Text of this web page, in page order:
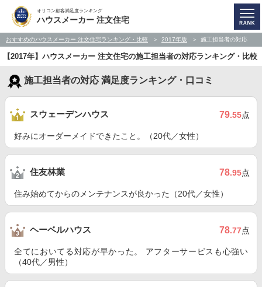
オリコン顧客満足度ランキング
ハウスメーカー 注文住宅
おすすめのハウスメーカー 注文住宅ランキング・比較 2017年版 施工担当者の対応
【2017年】ハウスメーカー 注文住宅の施工担当者の対応ランキング・比較
施工担当者の対応 満足度ランキング・口コミ
スウェーデンハウス 79.55点
好みにオーダーメイドできたこと。（20代／女性）
住友林業 78.95点
住み始めてからのメンテナンスが良かった（20代／女性）
ヘーベルハウス 78.77点
全てにおいてる対応が早かった。 アフターサービスも心強い
（40代／男性）